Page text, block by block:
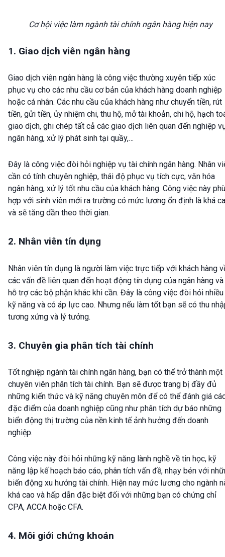
Cơ hội việc làm ngành tài chính ngân hàng hiện nay
1. Giao dịch viên ngân hàng
Giao dịch viên ngân hàng là công việc thường xuyên tiếp xúc
phục vụ cho các nhu cầu cơ bản của khách hàng doanh nghiệp
hoặc cá nhân. Các nhu cầu của khách hàng như chuyển tiền, rút
tiền, gửi tiền, ủy nhiệm chi, thu hộ, mở tài khoản, chi hộ, hạch
giao dịch, ghi chép tất cả các giao dịch liên quan đến nghiệp
ngân hàng, xử lý phát sinh tại quầy,…
Đây là công việc đòi hỏi nghiệp vụ tài chính ngân hàng. Nhân
cần có tính chuyên nghiệp, thái độ phục vụ tích cực, văn hóa
ngân hàng, xử lý tốt nhu cầu của khách hàng. Công việc này phù
hợp với sinh viên mới ra trường có mức lương ổn định là khá
và sẽ tăng dần theo thời gian.
2. Nhân viên tín dụng
Nhân viên tín dụng là người làm việc trực tiếp với khách hàng
các vấn đề liên quan đến hoạt động tín dụng của ngân hàng và
hỗ trợ các bộ phận khác khi cần. Đây là công việc đòi hỏi nhiều
kỹ năng và có áp lực cao. Nhưng nếu làm tốt bạn sẽ có thu
tương xứng và lý tưởng.
3. Chuyên gia phân tích tài chính
Tốt nghiệp ngành tài chính ngân hàng, bạn có thể trở thành một
chuyên viên phân tích tài chính. Bạn sẽ được trang bị đầy đủ
những kiến thức và kỹ năng chuyên môn để có thể đánh giá
đặc điểm của doanh nghiệp cũng như phân tích dự báo những
biển động thị trường của nền kinh tế ảnh hưởng đến doanh
nghiệp.
Công việc này đòi hỏi những kỹ năng lành nghề về tin học, kỹ
năng lập kế hoạch báo cáo, phân tích vấn đề, nhạy bén với
biến động xu hướng tài chính. Hiện nay mức lương cho ngành
khá cao và hấp dẫn đặc biệt đối với những bạn có chứng chỉ
CPA, ACCA hoặc CFA.
4. Môi giới chứng khoán